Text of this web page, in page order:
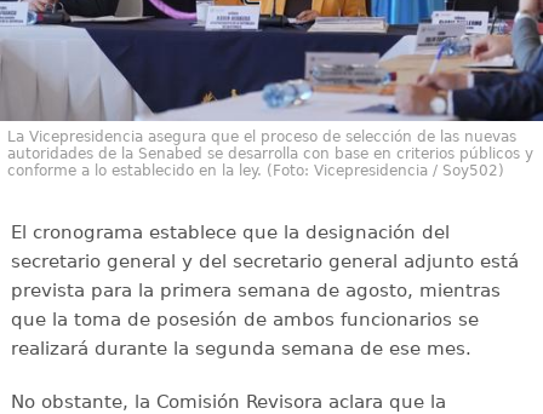
La Vicepresidencia asegura que el proceso de selección de las nuevas
autoridades de la Senabed se desarrolla con base en criterios públicos y
conforme a lo establecido en la ley. (Foto: Vicepresidencia / Soy502)
El cronograma establece que la designación del
secretario general y del secretario general adjunto está
prevista para la primera semana de agosto, mientras
que la toma de posesión de ambos funcionarios se
realizará durante la segunda semana de ese mes.
No obstante, la Comisión Revisora aclara que la